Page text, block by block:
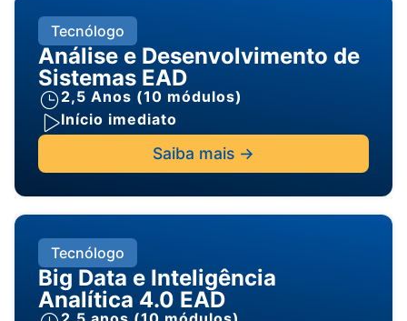
Tecnólogo
Análise e Desenvolvimento de
Sistemas EAD
2,5 Anos (10 módulos)
Início imediato
Saiba mais ->
Tecnólogo
Big Data e Inteligência
Analítica 4.0 EAD